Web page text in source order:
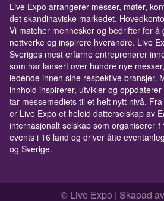
Live Expo arrangerer messer, møter,
det skandinaviske markedet.
Vi matcher mennesker og bedrifter for å
nettverke og inspirere hverandre. Live
Sveriges mest erfarne entreprenører
som har lansert over hundre nye
ledende innen sine respektive bransjer.
innhold inspirerer, utvikler og
tar messemediets til et helt nytt nivå.
er Live Expo et heleid datterselskap av
internasjonalt selskap som organiserer
events i 16 land og driver åtte
og Sverige.
© Live Expo | Skapad av